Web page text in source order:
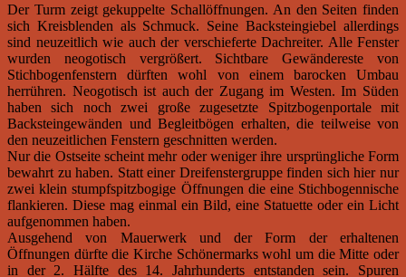
Der Turm zeigt gekuppelte Schallöffnungen. An den Seiten finden
sich Kreisblenden als Schmuck. Seine Backsteingiebel allerdings
sind neuzeitlich wie auch der verschieferte Dachreiter. Alle Fenster
wurden neogotisch vergrößert. Sichtbare Gewändereste von
Stichbogenfenstern dürften wohl von einem barocken Umbau
herrühren. Neogotisch ist auch der Zugang im Westen. Im Süden
haben sich noch zwei große zugesetzte Spitzbogenportale mit
Backsteingewänden und Begleitbögen erhalten, die teilweise von
den neuzeitlichen Fenstern geschnitten werden.
Nur die Ostseite scheint mehr oder weniger ihre ursprüngliche Form
bewahrt zu haben. Statt einer Dreifenstergruppe finden sich hier nur
zwei klein stumpfspitzbogige Öffnungen die eine Stichbogennische
flankieren. Diese mag einmal ein Bild, eine Statuette oder ein Licht
aufgenommen haben.
Ausgehend von Mauerwerk und der Form der erhaltenen
Öffnungen dürfte die Kirche Schönermarks wohl um die Mitte oder
in der 2. Hälfte des 14. Jahrhunderts entstanden sein. Spuren